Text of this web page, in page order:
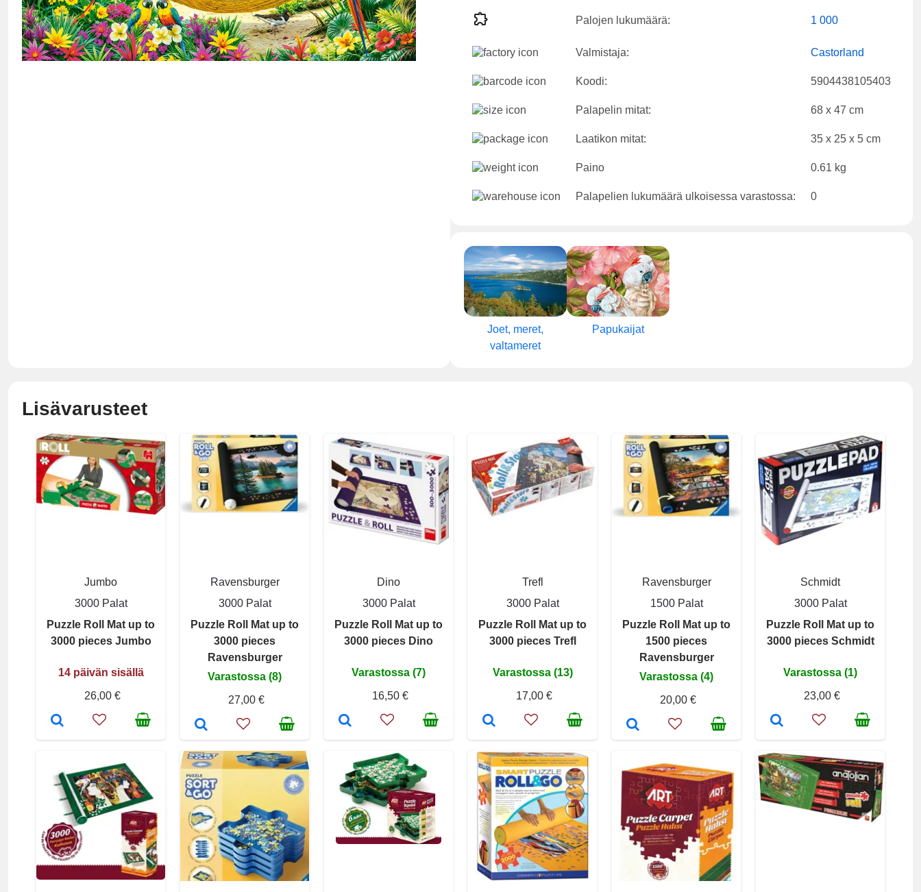
Palojen lukumäärä: 1 000
Valmistaja: Castorland
Koodi: 5904438105403
Palapelin mitat: 68 x 47 cm
Laatikon mitat: 35 x 25 x 5 cm
Paino 0.61 kg
Palapelien lukumäärä ulkoisessa varastossa: 0
Joet, meret,
valtameret
Papukaijat
Lisävarusteet
Jumbo
3000 Palat
Puzzle Roll Mat up to
3000 pieces Jumbo
14 päivän sisällä
26,00 €
Ravensburger
3000 Palat
Puzzle Roll Mat up to
3000 pieces
Ravensburger
Varastossa (8)
27,00 €
Dino
3000 Palat
Puzzle Roll Mat up to
3000 pieces Dino
Varastossa (7)
16,50 €
Trefl
3000 Palat
Puzzle Roll Mat up to
3000 pieces Trefl
Varastossa (13)
17,00 €
Ravensburger
1500 Palat
Puzzle Roll Mat up to
1500 pieces
Ravensburger
Varastossa (4)
20,00 €
Schmidt
3000 Palat
Puzzle Roll Mat up to
3000 pieces Schmidt
Varastossa (1)
23,00 €